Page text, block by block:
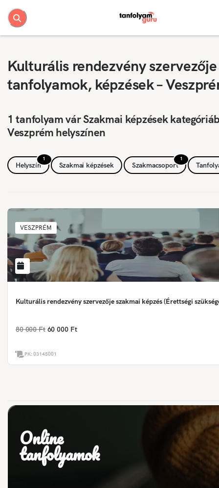
Kulturális rendezvény szervezője
tanfolyamok, képzések –
1 tanfolyam vár Szakmai képzések
Veszprém helyszínen
1
Helyszín Szakmai képzések
1
Szakmacsoport
VESZPRÉM
Kulturális rendezvény szervezője szakmai képzés (Érettségi
80 000 Ft 60 000 Ft
PK:03145001
Online
tanfolyamok